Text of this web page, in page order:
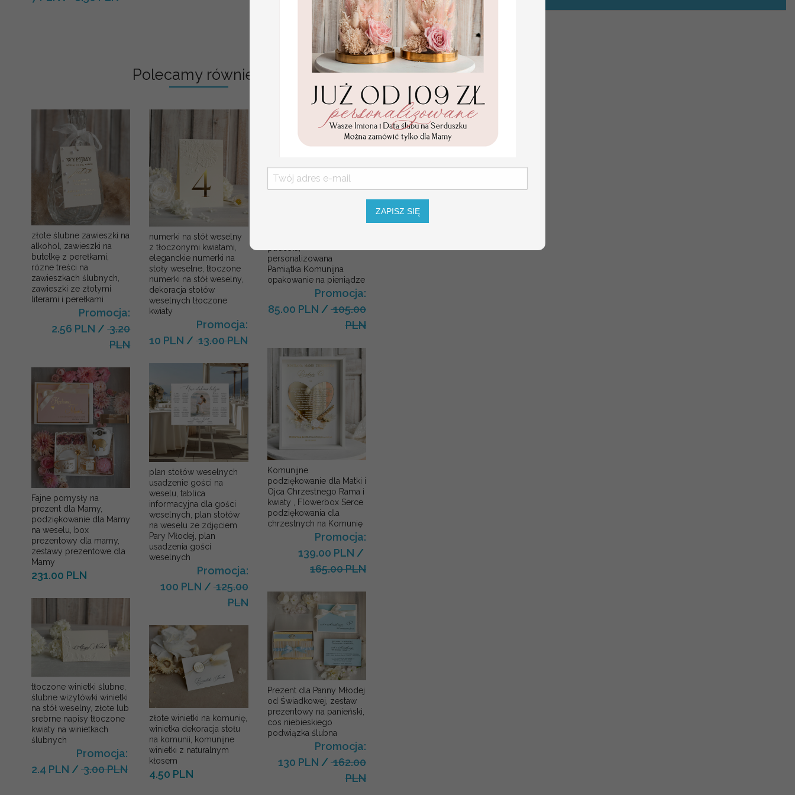
Polecamy również:
złote ślubne zawieszki na
alkohol, zawieszki na
butelkę z perełkami,
rózne treści na
zawieszkach ślubnych,
zawieszki ze złotymi
literami i perełkami
Promocja:
2.56 PLN /3.20
PLN
Fajne pomysły na
prezent dla Mamy,
podziękowanie dla Mamy
na weselu, box
prezentowy dla mamy,
zestawy prezentowe dla
Mamy
231.00 PLN
tłoczone winietki ślubne,
ślubne wizytówki winietki
na stół weselny, złote lub
srebrne napisy tłoczone
kwiaty na winietkach
ślubnych
Promocja:
2.4 PLN / 3.00 PLN
numerki na stół weselny
z tłoczonymi kwiatami,
eleganckie numerki na
stoły weselne, tłoczone
numerki na stół weselny,
dekoracja stołów
weselnych tłoczone
kwiaty
Promocja:
10 PLN /13.00 PLN
plan stołów weselnych
usadzenie gości na
weselu, tablica
informacyjna dla gości
weselnych, plan stołów
na weselu ze zdjęciem
Pary Młodej, plan
usadzenia gości
weselnych
Promocja:
100 PLN /125.00
PLN
złote winietki na komunię,
winietka dekoracja stołu
na komunii, komunijne
winietki z naturalnym
kłosem
4.50 PLN
personalizowana
Pamiątka Komunijna
opakowanie na pieniądze
Promocja:
85.00 PLN / 105.00
PLN
Komunijne
podziękowanie dla Matki i
Ojca Chrzestnego Rama i
kwiaty , Flowerbox Serce
podziękowania dla
chrzestnych na Komunię
Promocja:
139.00 PLN /
165.00 PLN
Prezent dla Panny Młodej
od Świadkowej, zestaw
prezentowy na panieński,
cos niebieskiego
podwiązka ślubna
Promocja:
130 PLN / 162.00
PLN
ZAPISZ SIĘ